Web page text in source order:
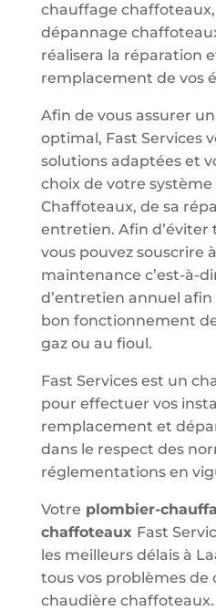
chauffage
dépannage
réalisera la réparation
remplacement de vos
Afin de vous assurer
optimal, Fast Services
solutions adaptées et
choix de votre
Chaffoteaux, de sa
entretien. Afin
vous pouvez souscrire
maintenance c’est-à-
d’entretien annuel
bon fonctionnement
gaz ou au fioul.
Fast Services est un
pour effectuer vos
remplacement et
dans le respect des
réglementations en
Votre plombier-
chaffoteaux Fast
les meilleurs délais à
tous vos problèmes de
chaudière chaffoteaux.